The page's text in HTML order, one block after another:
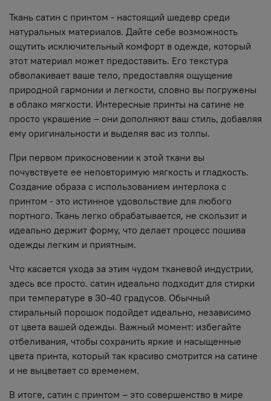
Ткань сатин с принтом - настоящий шедевр среди
натуральных материалов. Дайте себе возможность
ощутить исключительный комфорт в одежде, который
этот материал может предоставить. Его текстура
обволакивает ваше тело, предоставляя ощущение
природной гармонии и легкости, словно вы погружены
в облако мягкости. Интересные принты на сатине не
просто украшение – они дополняют ваш стиль, добавляя
ему оригинальности и выделяя вас из толпы.
При первом прикосновении к этой ткани вы
почувствуете ее неповторимую мягкость и гладкость.
Создание образа с использованием интерлока с
принтом - это истинное удовольствие для любого
портного. Ткань легко обрабатывается, не скользит и
идеально держит форму, что делает процесс пошива
одежды легким и приятным.
Что касается ухода за этим чудом тканевой индустрии,
здесь все просто. сатин идеально подходит для стирки
при температуре в 30-40 градусов. Обычный
стиральный порошок подойдет идеально, независимо
от цвета вашей одежды. Важный момент: избегайте
отбеливания, чтобы сохранить яркие и насыщенные
цвета принта, который так красиво смотрится на сатине
и не выцветает со временем.
В итоге, сатин с принтом – это совершенство в мире